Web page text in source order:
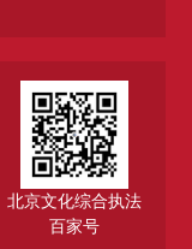
北京文化综合执法
百家号